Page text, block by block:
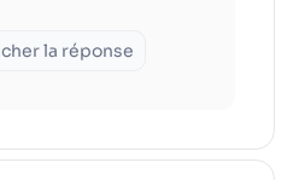
la réponse